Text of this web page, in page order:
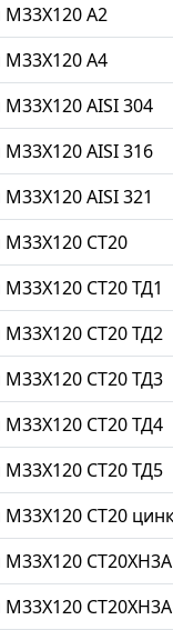
A2
A4
AISI 304
AISI 316
AISI 321
СТ20
СТ20 ТД1
СТ20 ТД2
СТ20 ТД3
СТ20 ТД4
СТ20 ТД5
СТ20 цинк
СТ20ХН3А
СТ20ХН3А